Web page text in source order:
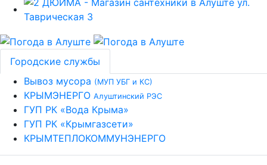
Городские службы
Вывоз мусора (МУП УБГ и КС)
КРЫМЭНЕРГО Алуштинский РЭС
ГУП РК «Вода Крыма»
ГУП РК «Крымгазсети»
КРЫМТЕПЛОКОММУНЭНЕРГО